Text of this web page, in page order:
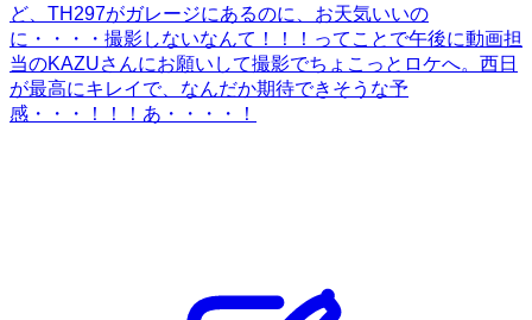
ど、TH297がガレージにあるのに、お天気いいの
に・・・・撮影しないなんて！！！ってことで午後に動画担
当のKAZUさんにお願いして撮影でちょこっとロケへ。西日
が最高にキレイで、なんだか期待できそうな予
感・・・！！！あ・・・・！